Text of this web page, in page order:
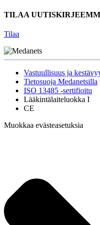
TILAA
Tilaa
Vastuullisuus ja
Tietosuoja Medanetsilla
ISO 13485 -sertifioitu
Lääkintälaiteluokka I
CE
Muokkaa evästeasetuksia